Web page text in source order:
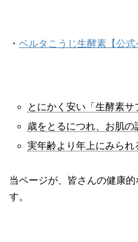
・ ベルタこうじ生酵素【公式
とにかく安い「生酵素
歳をとるにつれ、お肌
実年齢より年上にみられ
当ページが、皆さんの健康
す。